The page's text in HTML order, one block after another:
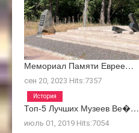
Мемориал Памяти Еврее…
сен 20, 2023 Hits:7357
Топ-5 Лучших Музеев Ве�…
июль 01, 2019 Hits:7054
История